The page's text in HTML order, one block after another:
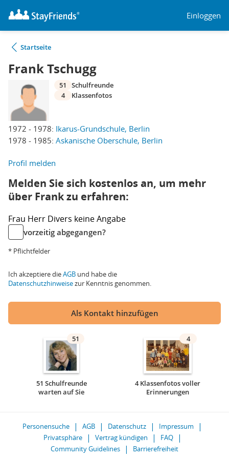
Einloggen
Startseite
Frank Tschugg
1972 - 1978: Ikarus-Grundschule, Berlin
1978 - 1985: Askanische Oberschule, Berlin
51
Schulfreunde
4
Klassenfotos
Profil melden
Melden Sie sich kostenlos an, um mehr
über Frank zu erfahren:
Frau Herr Divers keine Angabe
vorzeitig abgegangen?
* Pflichtfelder
Ich akzeptiere dieAGB und habe die
Datenschutzhinweisezur Kenntnis genommen.
Als Kontakt hinzufügen
51
51 Schulfreunde
warten auf Sie
4
4 Klassenfotos voller
Erinnerungen
Personensuche AGB Datenschutz
Impressum
Privatsphäre
Vertrag kündigen
FAQ
Community Guidelines
Barrierefreiheit